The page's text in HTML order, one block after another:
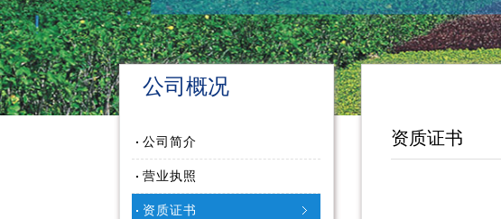
公司概况
公司简介
营业执照
资质证书
资质证书